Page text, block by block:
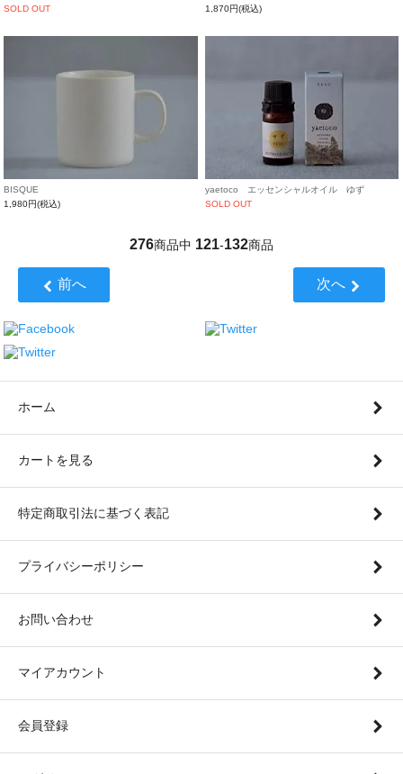
SOLD OUT
1,870円(税込)
BISQUE
1,980円(税込)
yaetoco エッセンシャルオイル ゆず
SOLD OUT
276商品中 121-132商品
前へ 次へ
ホーム
カートを見る
特定商取引法に基づく表記
プライバシーポリシー
お問い合わせ
マイアカウント
会員登録